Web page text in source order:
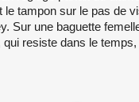
tampon sur le pas de
Sur une baguette
resiste dans le